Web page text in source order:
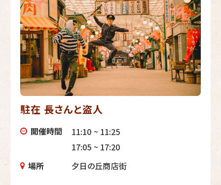
駐在 長さんと盗人
開催時間
11:10 ~ 11:25
17:05 ~ 17:20
場所
夕日の丘商店街